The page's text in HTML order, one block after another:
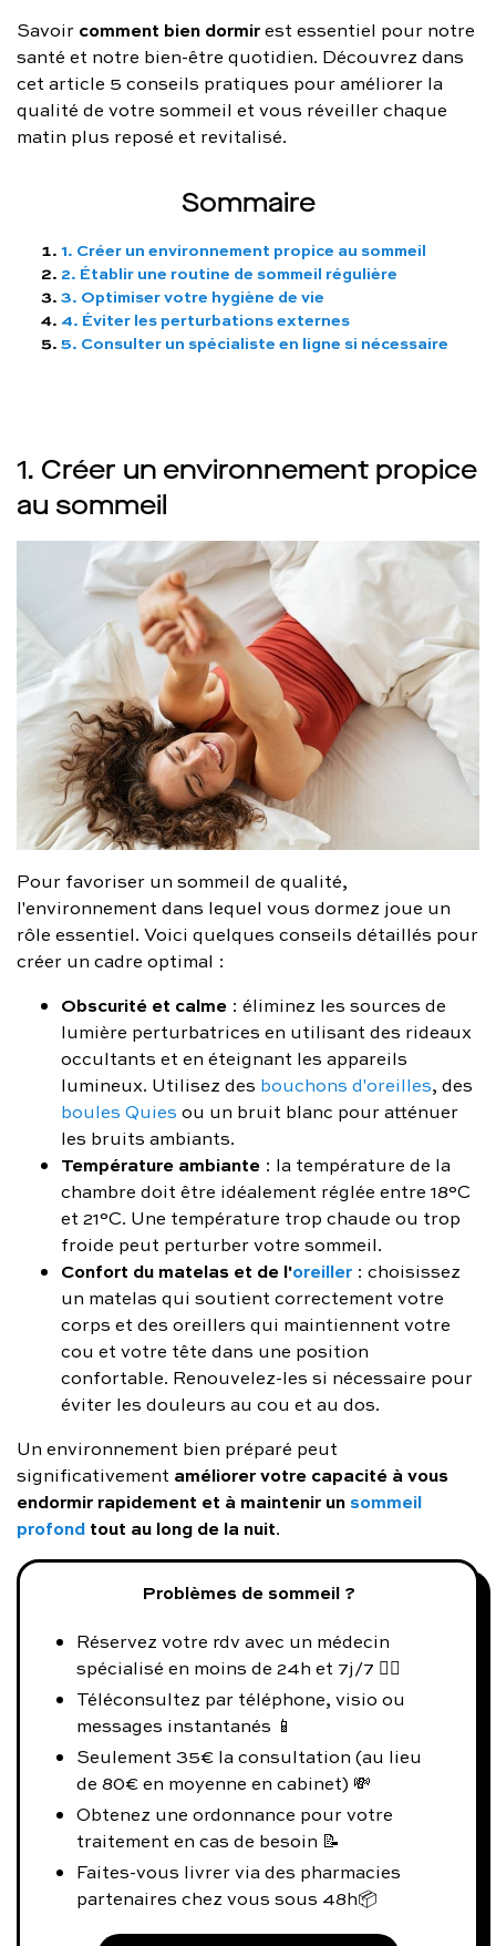
01 86 65 17 33
contact@charles.co
Savoir comment bien dormirest essentiel pour notre
santé et notre bien-être quotidien. Découvrez dans
cet article 5 conseils pratiques pour améliorer la
qualité de votre sommeil et vous réveiller chaque
matin plus reposé et revitalisé.
Sommaire
1. Créer un environnement propice au sommeil
2. Établir une routine de sommeil régulière
3. Optimiser votre hygiène de vie
4. Éviter les perturbations externes
5. Consulter un spécialiste en ligne si nécessaire
1. Créer un environnement propice
au sommeil
Pour favoriser un sommeil de qualité,
l'environnement dans lequel vous dormez joue un
rôle essentiel. Voici quelques conseils détaillés pour
créer un cadre optimal :
Obscurité et calme : éliminez les sources de
lumière perturbatrices en utilisant des rideaux
occultants et en éteignant les appareils
lumineux. Utilisez des bouchons d'oreilles, des
boules Quies ou un bruit blanc pour atténuer
les bruits ambiants.
Température ambiante : la température de la
chambre doit être idéalement réglée entre 18°C
et 21°C. Une température trop chaude ou trop
froide peut perturber votre sommeil.
Confort du matelas et de l'oreiller : choisissez
un matelas qui soutient correctement votre
corps et des oreillers qui maintiennent votre
cou et votre tête dans une position
confortable. Renouvelez-les si nécessaire pour
éviter les douleurs au cou et au dos.
Un environnement bien préparé peut
significativement améliorer votre capacité à vous
endormir rapidement et à maintenir un sommeil
profond tout au long de la nuit.
Problèmes de sommeil ?
Réservez votre rdv avec un médecin
spécialisé en moins de 24h et 7j/7 👨‍⚕️
Téléconsultez par téléphone, visio ou
messages instantanés 📱
Seulement 35€ la consultation (au lieu
de 80€ en moyenne en cabinet) 💸
Obtenez une ordonnance pour votre
traitement en cas de besoin 📝
Faites-vous livrer via des pharmacies
partenaires chez vous sous 48h📦